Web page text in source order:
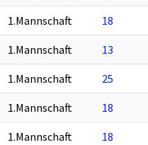
1.Mannschaft 18
1.Mannschaft 13
1.Mannschaft 25
1.Mannschaft 18
1.Mannschaft 18